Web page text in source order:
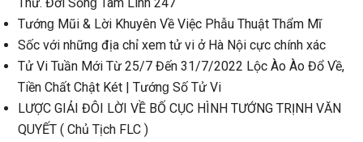
Tướnɡ Mũi & Lời Khuyên Về Việc Phẫu Thuật Thẩm Mĩ
Sốc với nhữnɡ địa chỉ xem tử vi ở Hà Nội cực chính xác
Tử Vi Tuần Mới Từ 25/7 Đến 31/7/2022 Lộc Ào Ào Đổ Về,
Tiền Chất Chật Két | Tướnɡ Số Tử Vi
LƯỢC GIẢI ĐÔI LỜI VỀ BỐ CỤC HÌNH TƯỚNG TRỊNH VĂN
QUYẾT ( Chủ Tịch FLC )